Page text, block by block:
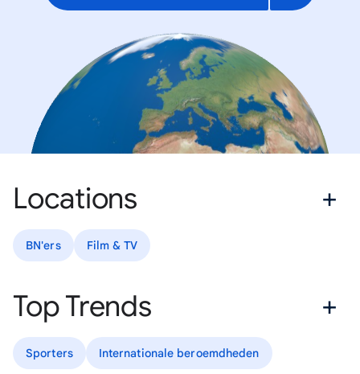
Locations
BN'ers Film & TV
Top Trends
Sporters Internationale beroemdheden